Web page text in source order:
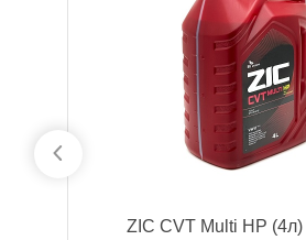
ZIC CVT Multi HP